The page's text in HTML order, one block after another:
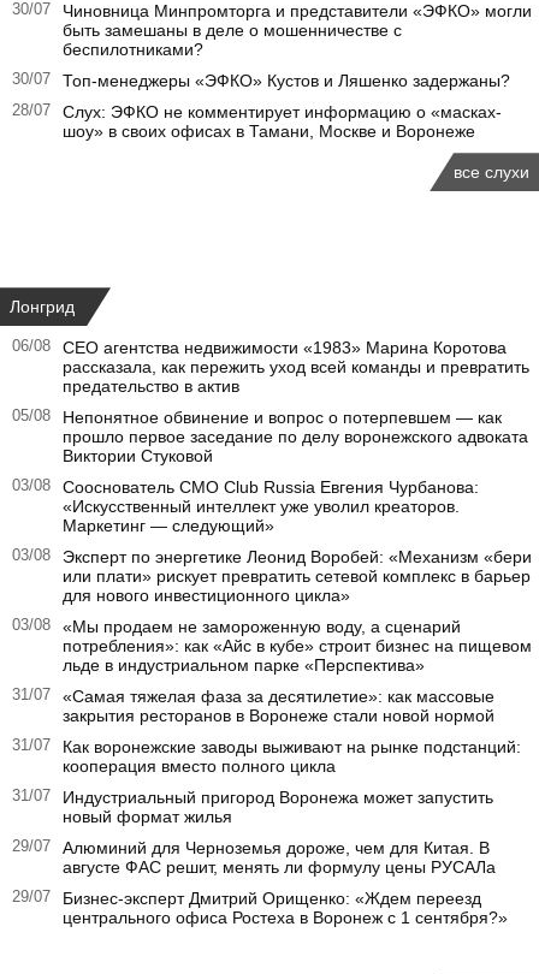
30/07
Чиновница Минпромторга и представители «ЭФКО» могли
быть замешаны в деле о мошенничестве с
беспилотниками?
30/07 Топ-менеджеры «ЭФКО» Кустов и Ляшенко задержаны?
28/07
Слух: ЭФКО не комментирует информацию о «масках-
шоу» в своих офисах в Тамани, Москве и Воронеже
все слухи
Лонгрид
06/08
CEO агентства недвижимости «1983» Марина Коротова
рассказала, как пережить уход всей команды и превратить
предательство в актив
05/08
Непонятное обвинение и вопрос о потерпевшем — как
прошло первое заседание по делу воронежского адвоката
Виктории Стуковой
03/08
Сооснователь CMO Club Russia Евгения Чурбанова:
«Искусственный интеллект уже уволил креаторов.
Маркетинг — следующий»
03/08
Эксперт по энергетике Леонид Воробей: «Механизм «бери
или плати» рискует превратить сетевой комплекс в барьер
для нового инвестиционного цикла»
03/08
«Мы продаем не замороженную воду, а сценарий
потребления»: как «Айс в кубе» строит бизнес на пищевом
льде в индустриальном парке «Перспектива»
31/07
«Самая тяжелая фаза за десятилетие»: как массовые
закрытия ресторанов в Воронеже стали новой нормой
31/07
Как воронежские заводы выживают на рынке подстанций:
кооперация вместо полного цикла
31/07
Индустриальный пригород Воронежа может запустить
новый формат жилья
29/07
Алюминий для Черноземья дороже, чем для Китая. В
августе ФАС решит, менять ли формулу цены РУСАЛа
29/07
Бизнес-эксперт Дмитрий Орищенко: «Ждем переезд
центрального офиса Ростеха в Воронеж с 1 сентября?»